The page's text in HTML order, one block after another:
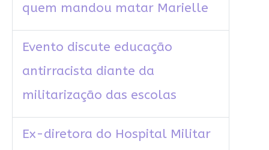
quem mandou matar Marielle
Evento discute educação
antirracista diante da
militarização das escolas
Ex-diretora do Hospital Militar